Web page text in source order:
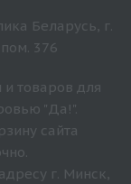
Беларусь, г.
376
товаров для
"Да!".
сайта
г. Минск,